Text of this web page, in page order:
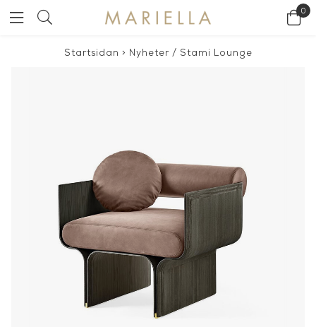
0
Startsidan > Nyheter/ Stami Lounge